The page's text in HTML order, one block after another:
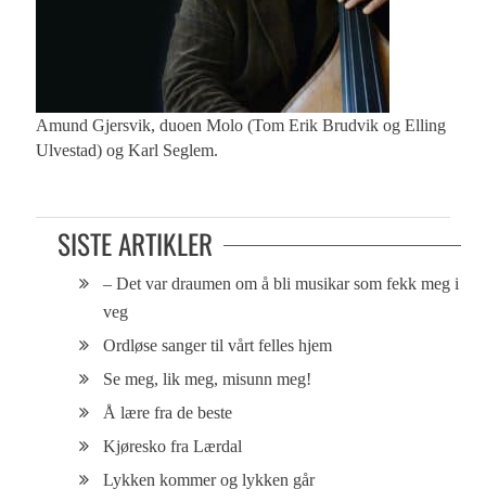
Amund Gjersvik, duoen Molo (Tom Erik Brudvik og Elling
Ulvestad) og Karl Seglem.
SISTE ARTIKLER
– Det var draumen om å bli musikar som fekk meg i
veg
Ordløse sanger til vårt felles hjem
Se meg, lik meg, misunn meg!
Å lære fra de beste
Kjøresko fra Lærdal
Lykken kommer og lykken går